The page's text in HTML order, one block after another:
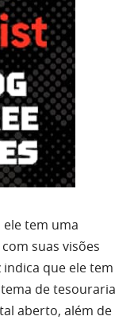
tem uma
suas visões
que ele tem
de tesouraria
aberto, além de